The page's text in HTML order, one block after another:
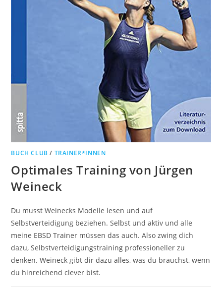
BUCH CLUB / TRAINER*INNEN
Optimales Training von Jürgen
Weineck
Du musst Weinecks Modelle lesen und auf
Selbstverteidigung beziehen. Selbst und aktiv und alle
meine EBSD Trainer müssen das auch. Also zwing dich
dazu, Selbstverteidigungstraining professioneller zu
denken. Weineck gibt dir dazu alles, was du brauchst, wenn
du hinreichend clever bist.